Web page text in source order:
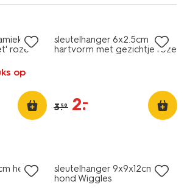
roze
op
sleutelhanger 6x2.5cm fluffy
hartvorm met gezichtje roze
3.59 2.
–
hengel
sleutelhanger 9x9x12cm
hond Wiggles